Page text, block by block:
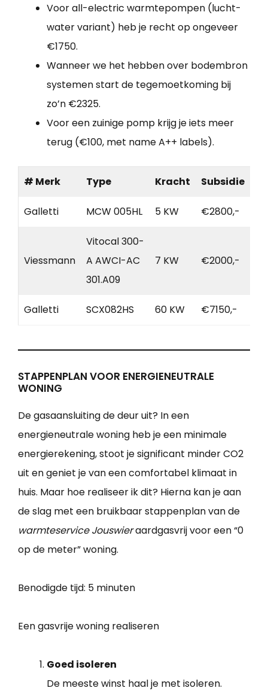
Voor all-electric warmtepompen (lucht-
water variant) heb je recht op ongeveer
€1750.
Wanneer we het hebben over bodembron
systemen start de tegemoetkoming bij
zo’n €2325.
Voor een zuinige pomp krijg je iets meer
terug (€100, met name A++ labels).
# Merk Type Kracht Subsidie
Galletti MCW 005HL 5 KW €2800,-
Viessmann
Vitocal 300-
A AWCI-AC
301.A09
7 KW €2000,-
Galletti SCX082HS 60 KW €7150,-
STAPPENPLAN VOOR ENERGIENEUTRALE
WONING
De gasaansluiting de deur uit? In een
energieneutrale woning heb je een minimale
energierekening, stoot je significant minder CO2
uit en geniet je van een comfortabel klimaat in
huis. Maar hoe realiseer ik dit? Hierna kan je aan
de slag met een bruikbaar stappenplan van de
warmteservice Jouswieraardgasvrij voor een “0
op de meter” woning.
Benodigde tijd: 5 minuten
Een gasvrije woning realiseren
Goed isoleren
De meeste winst haal je met isoleren.